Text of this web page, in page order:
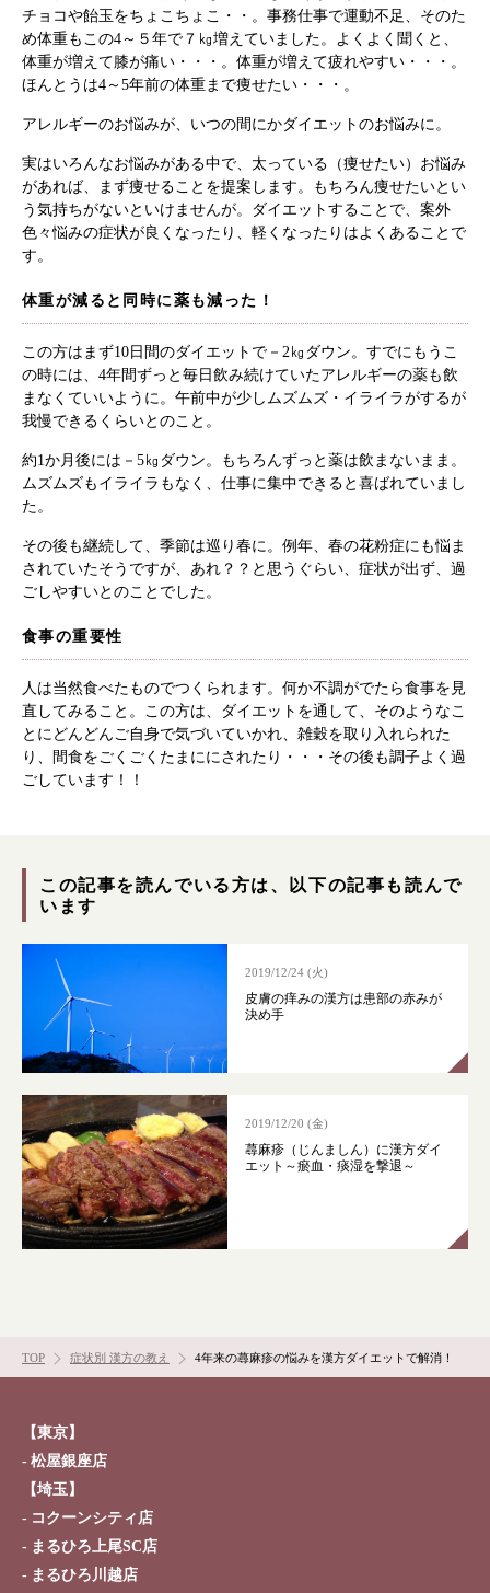
根本から身体を整えるとは
お知らせ イベント・講座
漢方を知る 皆様からのご質問
採用情報
お問い合わせ
チョコや飴玉をちょこちょこ・・。事務仕事で運動不足、そのた
め体重もこの4～５年で７㎏増えていました。よくよく聞くと、
体重が増えて膝が痛い・・・。体重が増えて疲れやすい・・・。
ほんとうは4～5年前の体重まで痩せたい・・・。
アレルギーのお悩みが、いつの間にかダイエットのお悩みに。
実はいろんなお悩みがある中で、太っている（痩せたい）お悩み
があれば、まず痩せることを提案します。もちろん痩せたいとい
う気持ちがないといけませんが。ダイエットすることで、案外
色々悩みの症状が良くなったり、軽くなったりはよくあることで
す。
体重が減ると同時に薬も減った！
この方はまず10日間のダイエットで－2㎏ダウン。すでにもうこ
の時には、4年間ずっと毎日飲み続けていたアレルギーの薬も飲
まなくていいように。午前中が少しムズムズ・イライラがするが
我慢できるくらいとのこと。
約1か月後には－5㎏ダウン。もちろんずっと薬は飲まないまま。
ムズムズもイライラもなく、仕事に集中できると喜ばれていまし
た。
その後も継続して、季節は巡り春に。例年、春の花粉症にも悩ま
されていたそうですが、あれ？？と思うぐらい、症状が出ず、過
ごしやすいとのことでした。
食事の重要性
人は当然食べたものでつくられます。何か不調がでたら食事を見
直してみること。この方は、ダイエットを通して、そのようなこ
とにどんどんご自身で気づいていかれ、雑穀を取り入れられた
り、間食をごくごくたまににされたり・・・その後も調子よく過
ごしています！！
この記事を読んでいる方は、以下の記事も読んで
います
2019/12/24 (火)
皮膚の痒みの漢方は患部の赤みが
決め手
2019/12/20 (金)
蕁麻疹（じんましん）に漢方ダイ
エット～瘀血・痰湿を撃退～
TOP 症状別 漢方の教え 4年来の蕁麻疹の悩みを漢方ダイエットで解消！
【東京】
松屋銀座店
【埼玉】
コクーンシティ店
まるひろ上尾SC店
まるひろ川越店